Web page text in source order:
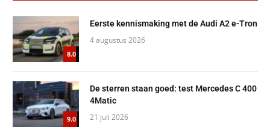
8.0
Eerste kennismaking met de Audi A2 e-Tron
4 augustus 2026
9.0
De sterren staan goed: test Mercedes C 400
4Matic
21 juli 2026